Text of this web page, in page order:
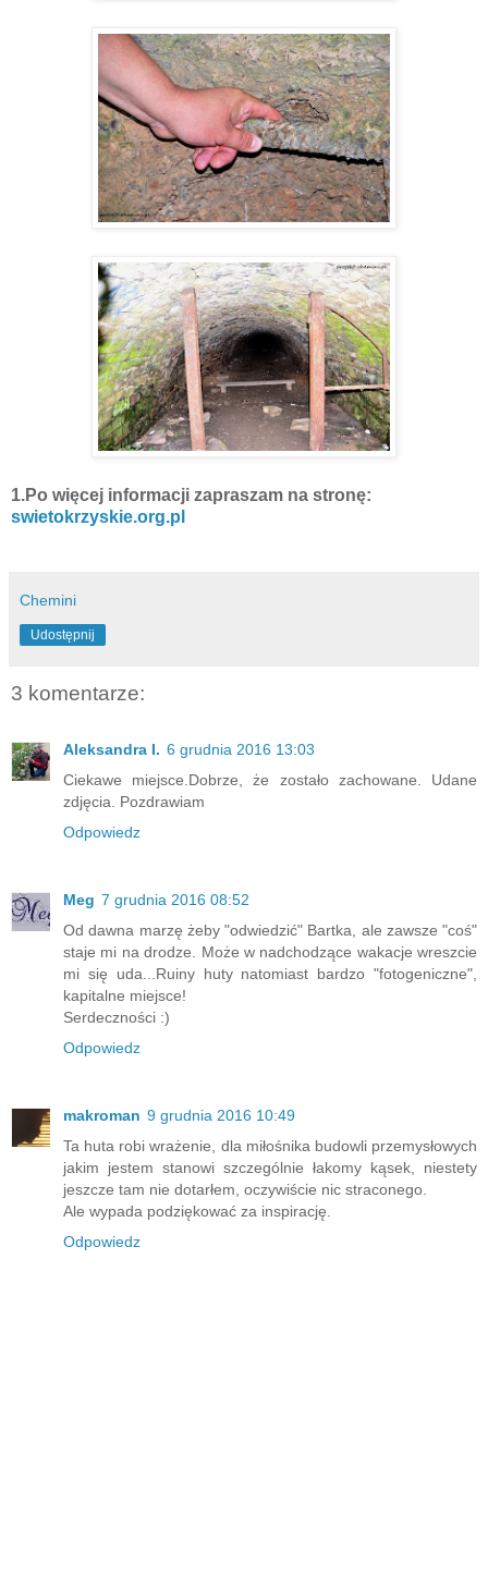
1.Po więcej informacji zapraszam na stronę:
swietokrzyskie.org.pl
Chemini
Udostępnij
3 komentarze:
Aleksandra I. 6 grudnia 2016 13:03
Ciekawe miejsce.Dobrze, że zostało zachowane. Udane
zdjęcia. Pozdrawiam
Odpowiedz
Meg 7 grudnia 2016 08:52
Od dawna marzę żeby "odwiedzić" Bartka, ale zawsze "coś"
staje mi na drodze. Może w nadchodzące wakacje wreszcie
mi się uda...Ruiny huty natomiast bardzo "fotogeniczne",
kapitalne miejsce!
Serdeczności :)
Odpowiedz
makroman 9 grudnia 2016 10:49
Ta huta robi wrażenie, dla miłośnika budowli przemysłowych
jakim jestem stanowi szczególnie łakomy kąsek, niestety
jeszcze tam nie dotarłem, oczywiście nic straconego.
Ale wypada podziękować za inspirację.
Odpowiedz